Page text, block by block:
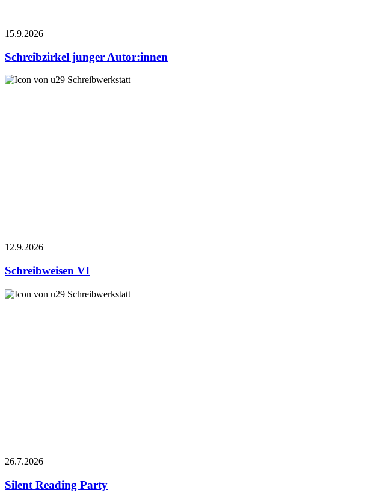
15.9.2026
Schreibzirkel junger Autor:innen
Schreibwerkstatt
12.9.2026
Schreibweisen VI
Schreibwerkstatt
26.7.2026
Silent Reading Party